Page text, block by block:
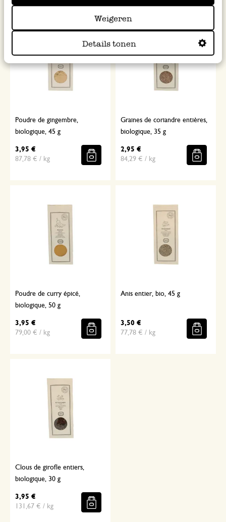
Weigeren
Details tonen
Poudre de gingembre,
biologique, 45 g
3,95 €
87,78 € / kg
Graines de coriandre entières,
biologique, 35 g
2,95 €
84,29 € / kg
Poudre de curry épicé,
biologique, 50 g
3,95 €
79,00 € / kg
Anis entier, bio, 45 g
3,50 €
77,78 € / kg
Clous de girofle entiers,
biologique, 30 g
3,95 €
131,67 € / kg